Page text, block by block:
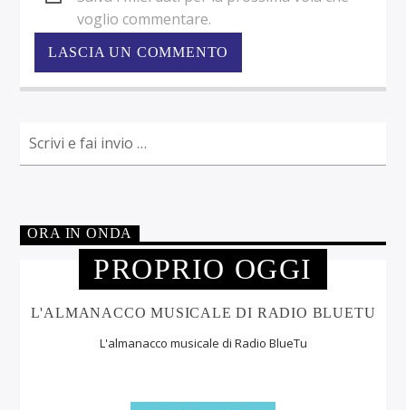
voglio commentare.
ORA IN ONDA
PROPRIO OGGI
L'ALMANACCO MUSICALE DI RADIO BLUETU
L'almanacco musicale di Radio BlueTu